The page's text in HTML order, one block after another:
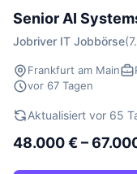
Senior AI
Jobriver IT Jobbörse
Frankfurt am Main
vor 67 Tagen
Aktualisiert vor 65
48.000 € –